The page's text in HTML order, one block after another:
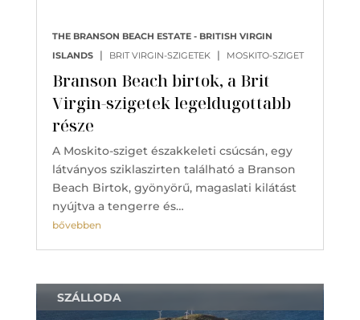
Branson Beach birtok, a Brit
Virgin-szigetek legeldugottabb
része
THE BRANSON BEACH ESTATE - BRITISH VIRGIN
ISLANDS
| BRIT VIRGIN-SZIGETEK | MOSKITO-SZIGET
A Moskito-sziget északkeleti csúcsán, egy
látványos sziklaszirten található a Branson
Beach Birtok, gyönyörű, magaslati kilátást
nyújtva a tengerre és…
bővebben
SZÁLLODA